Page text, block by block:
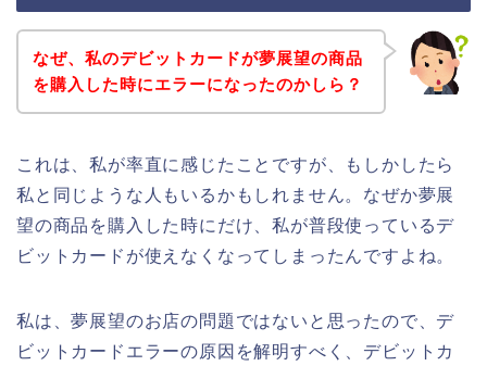
なぜ、私のデビットカードが夢展望の商品
を購入した時にエラーになったのかしら？
これは、私が率直に感じたことですが、もしかしたら
私と同じような人もいるかもしれません。なぜか夢展
望の商品を購入した時にだけ、私が普段使っているデ
ビットカードが使えなくなってしまったんですよね。
私は、夢展望のお店の問題ではないと思ったので、デ
ビットカードエラーの原因を解明すべく、デビットカ